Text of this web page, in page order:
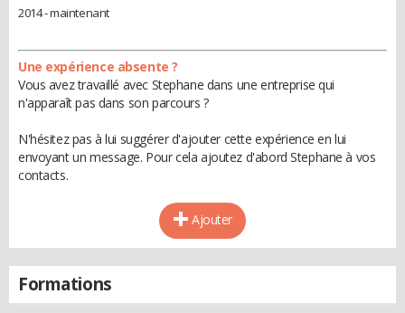
2014 - maintenant
Une expérience absente ?
Vous avez travaillé avec Stephane dans une entreprise qui
n'apparaît pas dans son parcours ?
N'hésitez pas à lui suggérer d'ajouter cette expérience en lui
envoyant un message. Pour cela ajoutez d'abord Stephane à vos
contacts.
Ajouter
Formations